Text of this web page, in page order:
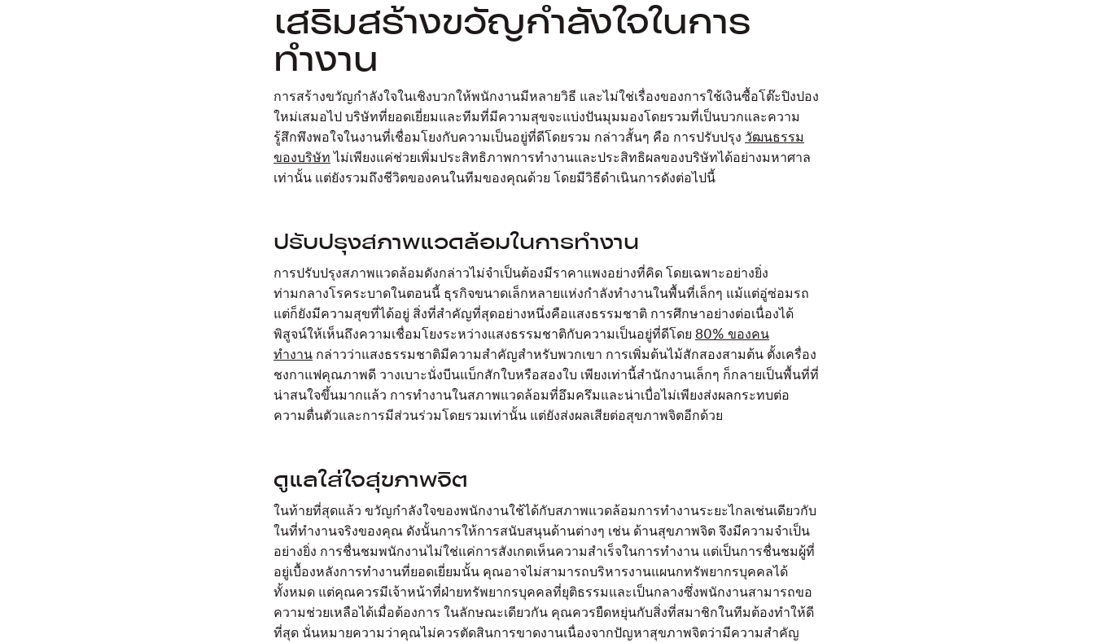
เสริมสร้างขวัญกำลังใจในการ
ทำงาน
การสร้างขวัญกำลังใจในเชิงบวกให้พนักงานมีหลายวิธี และไม่ใช่เรื่องของการใช้เงินซื้อโต๊ะปิงปอง
ใหม่เสมอไป บริษัทที่ยอดเยี่ยมและทีมที่มีความสุขจะแบ่งปันมุมมองโดยรวมที่เป็นบวกและความ
รู้สึกพึงพอใจในงานที่เชื่อมโยงกับความเป็นอยู่ที่ดีโดยรวม กล่าวสั้นๆ คือ การปรับปรุง วัฒนธรรม
ของบริษัท ไม่เพียงแค่ช่วยเพิ่มประสิทธิภาพการทำงานและประสิทธิผลของบริษัทได้อย่างมหาศาล
เท่านั้น แต่ยังรวมถึงชีวิตของคนในทีมของคุณด้วย โดยมีวิธีดำเนินการดังต่อไปนี้
ปรับปรุงสภาพแวดล้อมในการทำงาน
การปรับปรุงสภาพแวดล้อมดังกล่าวไม่จำเป็นต้องมีราคาแพงอย่างที่คิด โดยเฉพาะอย่างยิ่ง
ท่ามกลางโรคระบาดในตอนนี้ ธุรกิจขนาดเล็กหลายแห่งกำลังทำงานในพื้นที่เล็กๆ แม้แต่อู่ซ่อมรถ
แต่ก็ยังมีความสุขที่ได้อยู่ สิ่งที่สำคัญที่สุดอย่างหนึ่งคือแสงธรรมชาติ การศึกษาอย่างต่อเนื่องได้
พิสูจน์ให้เห็นถึงความเชื่อมโยงระหว่างแสงธรรมชาติกับความเป็นอยู่ที่ดีโดย 80% ของคน
ทำงาน กล่าวว่าแสงธรรมชาติมีความสำคัญสำหรับพวกเขา การเพิ่มต้นไม้สักสองสามต้น ตั้งเครื่อง
ชงกาแฟคุณภาพดี วางเบาะนั่งบีนแบ็กสักใบหรือสองใบ เพียงเท่านี้สำนักงานเล็กๆ ก็กลายเป็นพื้นที่ที่
น่าสนใจขึ้นมากแล้ว การทำงานในสภาพแวดล้อมที่อึมครึมและน่าเบื่อไม่เพียงส่งผลกระทบต่อ
ความตื่นตัวและการมีส่วนร่วมโดยรวมเท่านั้น แต่ยังส่งผลเสียต่อสุขภาพจิตอีกด้วย
ดูแลใส่ใจสุขภาพจิต
ในท้ายที่สุดแล้ว ขวัญกำลังใจของพนักงานใช้ได้กับสภาพแวดล้อมการทำงานระยะไกลเช่นเดียวกับ
ในที่ทำงานจริงของคุณ ดังนั้นการให้การสนับสนุนด้านต่างๆ เช่น ด้านสุขภาพจิต จึงมีความจำเป็น
อย่างยิ่ง การชื่นชมพนักงานไม่ใช่แค่การสังเกตเห็นความสำเร็จในการทำงาน แต่เป็นการชื่นชมผู้ที่
อยู่เบื้องหลังการทำงานที่ยอดเยี่ยมนั้น คุณอาจไม่สามารถบริหารงานแผนกทรัพยากรบุคคลได้
ทั้งหมด แต่คุณควรมีเจ้าหน้าที่ฝ่ายทรัพยากรบุคคลที่ยุติธรรมและเป็นกลางซึ่งพนักงานสามารถขอ
ความช่วยเหลือได้เมื่อต้องการ ในลักษณะเดียวกัน คุณควรยืดหยุ่นกับสิ่งที่สมาชิกในทีมต้องทำให้ดี
ที่สุด นั่นหมายความว่าคุณไม่ควรตัดสินการขาดงานเนื่องจากปัญหาสุขภาพจิตว่ามีความสำคัญ